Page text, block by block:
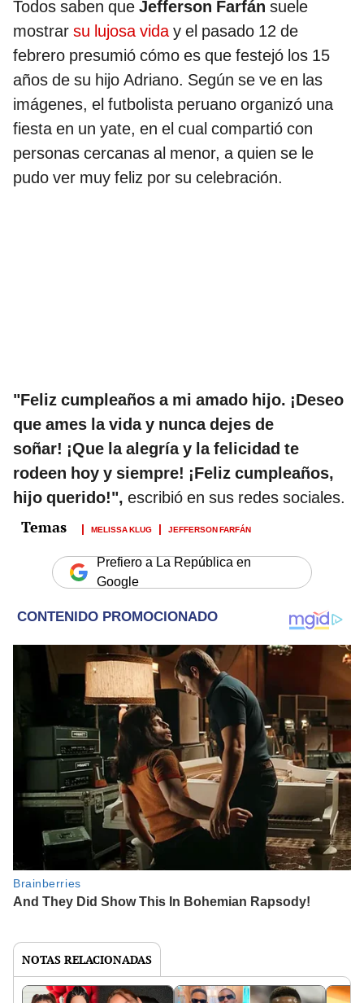
Todos saben que Jefferson Farfán suele
mostrar su lujosa vida y el pasado 12 de
febrero presumió cómo es que festejó los 15
años de su hijo Adriano. Según se ve en las
imágenes, el futbolista peruano organizó una
fiesta en un yate, en el cual compartió con
personas cercanas al menor, a quien se le
pudo ver muy feliz por su celebración.
"Feliz cumpleaños a mi amado hijo. ¡Deseo
que ames la vida y nunca dejes de
soñar! ¡Que la alegría y la felicidad te
rodeen hoy y siempre! ¡Feliz cumpleaños,
hijo querido!", escribió en sus redes sociales.
MELISSA KLUG JEFFERSON FARFÁN
Prefiero a La República en
Google
NOTAS RELACIONADAS